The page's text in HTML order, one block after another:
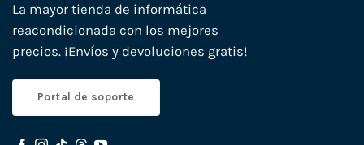
La mayor tienda de informática
reacondicionada con los mejores
precios. ¡Envíos y devoluciones gratis!
Portal de soporte